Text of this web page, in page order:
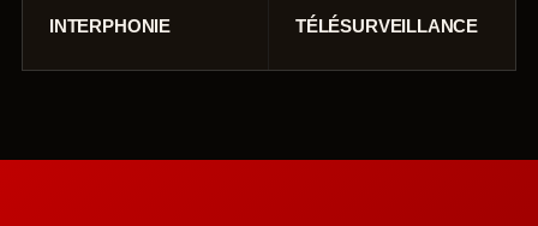
INTERPHONIE TÉLÉSURVEILLANCE